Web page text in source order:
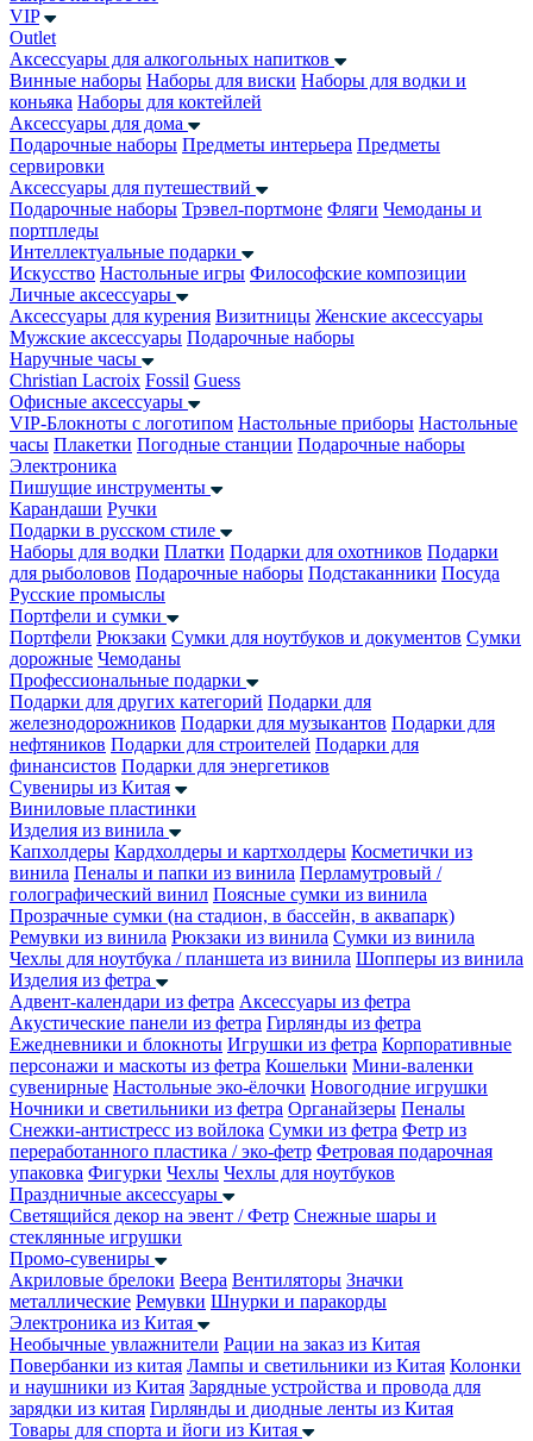
VIP
Outlet
Аксессуары для алкогольных напитков
Винные наборы Наборы для виски Наборы для водки и
коньяка Наборы для коктейлей
Аксессуары для дома
Подарочные наборы Предметы интерьера Предметы
сервировки
Аксессуары для путешествий
Подарочные наборы Трэвел-портмоне Фляги Чемоданы и
портпледы
Интеллектуальные подарки
Искусство Настольные игры Философские композиции
Личные аксессуары
Аксессуары для курения Визитницы Женские аксессуары
Мужские аксессуары Подарочные наборы
Наручные часы
Christian Lacroix Fossil Guess
Офисные аксессуары
VIP-Блокноты с логотипом Настольные приборы Настольные
часы Плакетки Погодные станции Подарочные наборы
Электроника
Пишущие инструменты
Карандаши Ручки
Подарки в русском стиле
Наборы для водки Платки Подарки для охотников Подарки
для рыболовов Подарочные наборы Подстаканники Посуда
Русские промыслы
Портфели и сумки
Портфели Рюкзаки Сумки для ноутбуков и документов Сумки
дорожные Чемоданы
Профессиональные подарки
Подарки для других категорий Подарки для
железнодорожников Подарки для музыкантов Подарки для
нефтяников Подарки для строителей Подарки для
финансистов Подарки для энергетиков
Сувениры из Китая
Виниловые пластинки
Изделия из винила
Капхолдеры Кардхолдеры и картхолдеры Косметички из
винила Пеналы и папки из винила Перламутровый /
голографический винил Поясные сумки из винила
Прозрачные сумки (на стадион, в бассейн, в аквапарк)
Ремувки из винила Рюкзаки из винила Сумки из винила
Чехлы для ноутбука / планшета из винила Шопперы из винила
Изделия из фетра
Адвент-календари из фетра Аксессуары из фетра
Акустические панели из фетра Гирлянды из фетра
Ежедневники и блокноты Игрушки из фетра Корпоративные
персонажи и маскоты из фетра Кошельки Мини-валенки
сувенирные Настольные эко-ёлочки Новогодние игрушки
Ночники и светильники из фетра Органайзеры Пеналы
Снежки-антистресс из войлока Сумки из фетра Фетр из
переработанного пластика / эко-фетр Фетровая подарочная
упаковка Фигурки Чехлы Чехлы для ноутбуков
Праздничные аксессуары
Светящийся декор на эвент / Фетр Снежные шары и
стеклянные игрушки
Промо-сувениры
Акриловые брелоки Веера Вентиляторы Значки
металлические Ремувки Шнурки и паракорды
Электроника из Китая
Необычные увлажнители Рации на заказ из Китая
Повербанки из китая Лампы и светильники из Китая Колонки
и наушники из Китая Зарядные устройства и провода для
зарядки из китая Гирлянды и диодные ленты из Китая
Товары для спорта и йоги из Китая